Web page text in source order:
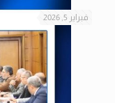
فبراير 5, 2026